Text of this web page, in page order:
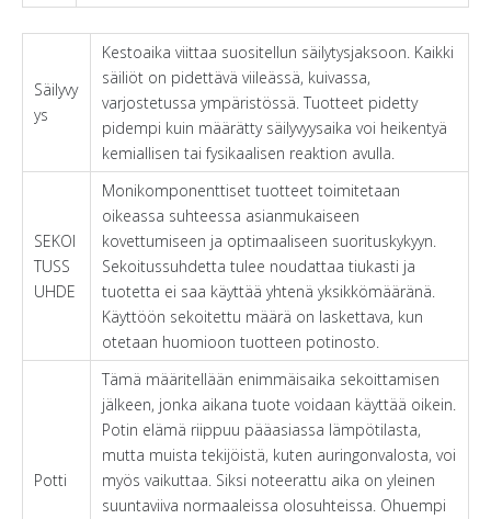
Säilyvy
ys
Kestoaika viittaa suositellun säilytysjaksoon. Kaikki
säiliöt on pidettävä viileässä, kuivassa,
varjostetussa ympäristössä. Tuotteet pidetty
pidempi kuin määrätty säilyvyysaika voi heikentyä
kemiallisen tai fysikaalisen reaktion avulla.
SEKOI
TUSS
UHDE
Monikomponenttiset tuotteet toimitetaan
oikeassa suhteessa asianmukaiseen
kovettumiseen ja optimaaliseen suorituskykyyn.
Sekoitussuhdetta tulee noudattaa tiukasti ja
tuotetta ei saa käyttää yhtenä yksikkömääränä.
Käyttöön sekoitettu määrä on laskettava, kun
otetaan huomioon tuotteen potinosto.
Potti
Tämä määritellään enimmäisaika sekoittamisen
jälkeen, jonka aikana tuote voidaan käyttää oikein.
Potin elämä riippuu pääasiassa lämpötilasta,
mutta muista tekijöistä, kuten auringonvalosta, voi
myös vaikuttaa. Siksi noteerattu aika on yleinen
suuntaviiva normaaleissa olosuhteissa. Ohuempi